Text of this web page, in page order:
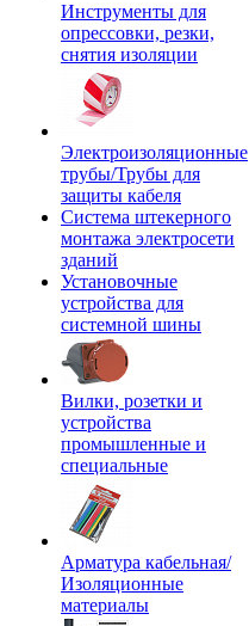
Инструменты для
опрессовки, резки,
снятия изоляции
Электроизоляционные
трубы/Трубы для
защиты кабеля
Система штекерного
монтажа электросети
зданий
Установочные
устройства для
системной шины
Вилки, розетки и
устройства
промышленные и
специальные
Арматура кабельная/
Изоляционные
материалы